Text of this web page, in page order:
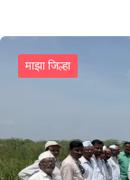
माझा जिल्हा